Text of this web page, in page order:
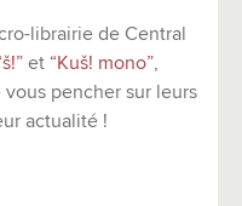
librairie de Central
et “Kuš! mono”,
pencher sur leurs
actualité !